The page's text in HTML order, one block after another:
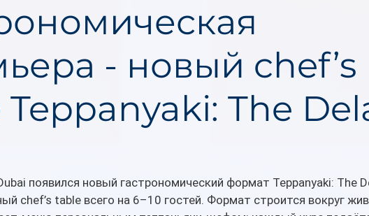
- новый chef’s
The
появился новый гастрономический формат Teppanyaki: The
chef’s table всего на 6–10 гостей. Формат строится вокруг